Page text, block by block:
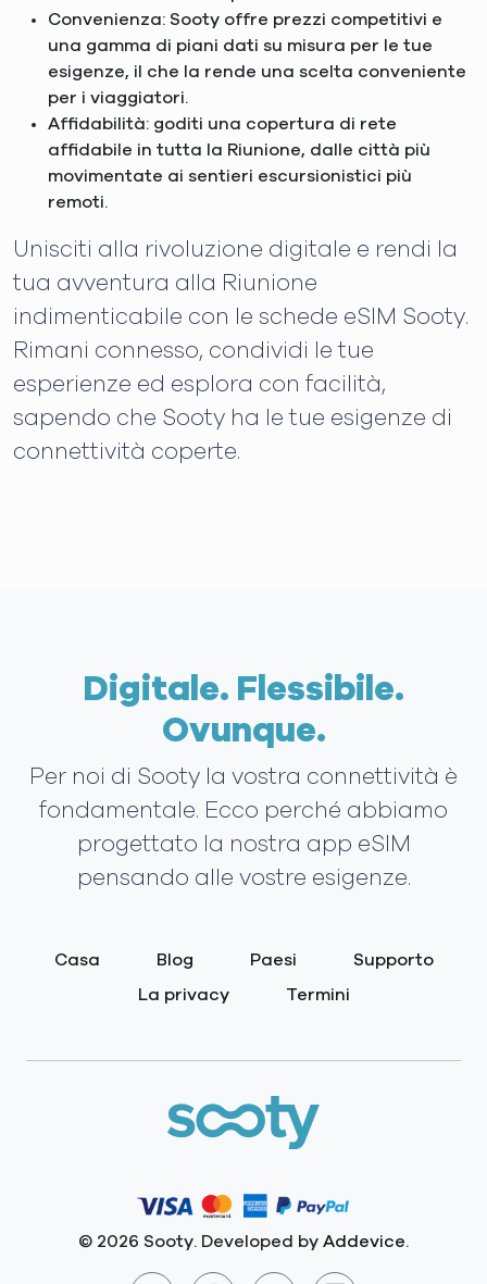
Convenienza: Sooty offre prezzi competitivi e
una gamma di piani dati su misura per le tue
esigenze, il che la rende una scelta conveniente
per i viaggiatori.
Affidabilità: goditi una copertura di rete
affidabile in tutta la Riunione, dalle città più
movimentate ai sentieri escursionistici più
remoti.
Unisciti alla rivoluzione digitale e rendi la
tua avventura alla Riunione
indimenticabile con le schede eSIM Sooty.
Rimani connesso, condividi le tue
esperienze ed esplora con facilità,
sapendo che Sooty ha le tue esigenze di
connettività coperte.
Digitale. Flessibile.
Ovunque.
Per noi di Sooty la vostra connettività è
fondamentale. Ecco perché abbiamo
progettato la nostra app eSIM
pensando alle vostre esigenze.
Casa Blog Paesi
Supporto
La privacy
Termini
© 2026 Sooty. Developed by Addevice.